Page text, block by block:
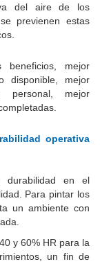
del aire de los
previenen estas
mejor
disponible, mejor
personal, mejor
operativa
durabilidad en el
Para pintar los
un ambiente con
y 60% HR para la
un fin de